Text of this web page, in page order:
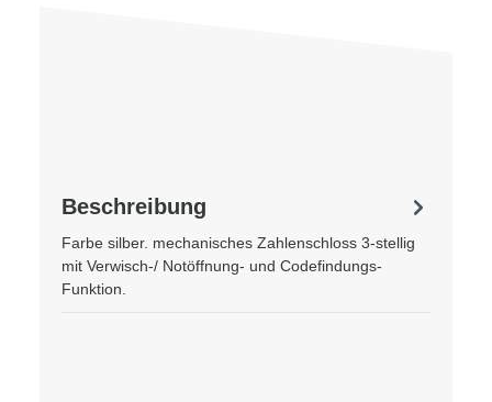
Beschreibung
Farbe silber. mechanisches Zahlenschloss 3-stellig
mit Verwisch-/ Notöffnung- und Codefindungs-
Funktion.